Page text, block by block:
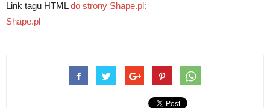
Link tagu HTMLdo strony Shape.pl:
Shape.pl